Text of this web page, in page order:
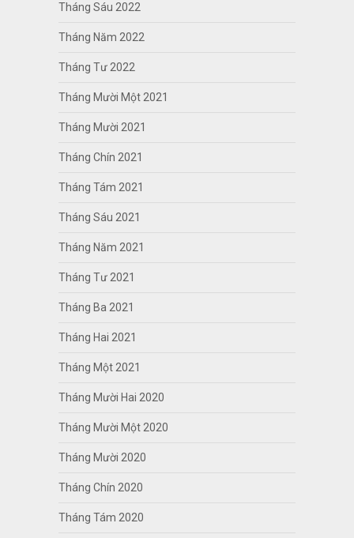
Tháng Sáu 2022
Tháng Năm 2022
Tháng Tư 2022
Tháng Mười Một 2021
Tháng Mười 2021
Tháng Chín 2021
Tháng Tám 2021
Tháng Sáu 2021
Tháng Năm 2021
Tháng Tư 2021
Tháng Ba 2021
Tháng Hai 2021
Tháng Một 2021
Tháng Mười Hai 2020
Tháng Mười Một 2020
Tháng Mười 2020
Tháng Chín 2020
Tháng Tám 2020